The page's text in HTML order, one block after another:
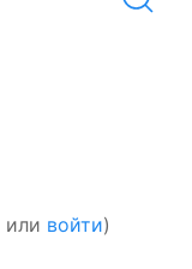
или войти)